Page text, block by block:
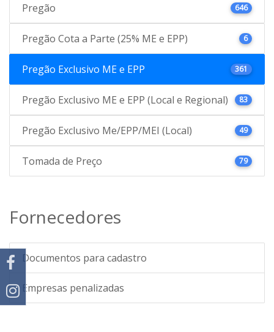
Pregão 646
Pregão Cota a Parte (25% ME e EPP) 6
Pregão Exclusivo ME e EPP 361
Pregão Exclusivo ME e EPP (Local e Regional) 83
Pregão Exclusivo Me/EPP/MEI (Local) 49
Tomada de Preço 79
Fornecedores
Documentos para cadastro
Empresas penalizadas